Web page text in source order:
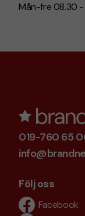
Mån-fre 08.30 -
019-760 65
Följ oss
Facebook